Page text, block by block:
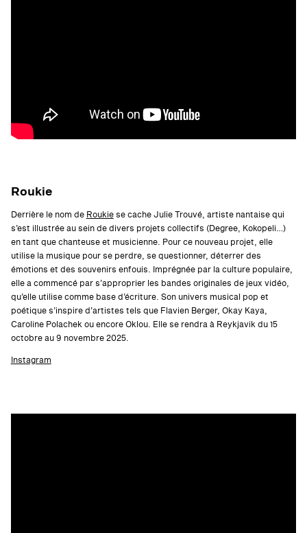
Roukie
Derrière le nom de Roukiese cache Julie Trouvé, artiste nantaise qui
s’est illustrée au sein de divers projets collectifs (Degree, Kokopeli…)
en tant que chanteuse et musicienne. Pour ce nouveau projet, elle
utilise la musique pour se perdre, se questionner, déterrer des
émotions et des souvenirs enfouis. Imprégnée par la culture populaire,
elle a commencé par s’approprier les bandes originales de jeux vidéo,
qu’elle utilise comme base d’écriture. Son univers musical pop et
poétique s’inspire d’artistes tels que Flavien Berger, Okay Kaya,
Caroline Polachek ou encore Oklou. Elle se rendra à Reykjavik du 15
octobre au 9 novembre 2025.
Instagram